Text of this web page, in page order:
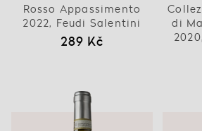
Rosso Appassimento
2022, Feudi Salentini
289 Kč
di